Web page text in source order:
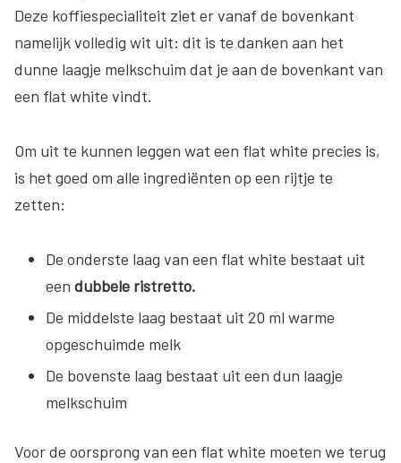
Deze koffiespecialiteit ziet er vanaf de bovenkant
namelijk volledig wit uit: dit is te danken aan het
dunne laagje melkschuim dat je aan de bovenkant van
een flat white vindt.
Om uit te kunnen leggen wat een flat white precies is,
is het goed om alle ingrediënten op een rijtje te
zetten:
De onderste laag van een flat white bestaat uit
een dubbele ristretto.
De middelste laag bestaat uit 20 ml warme
opgeschuimde melk
De bovenste laag bestaat uit een dun laagje
melkschuim
Voor de oorsprong van een flat white moeten we terug